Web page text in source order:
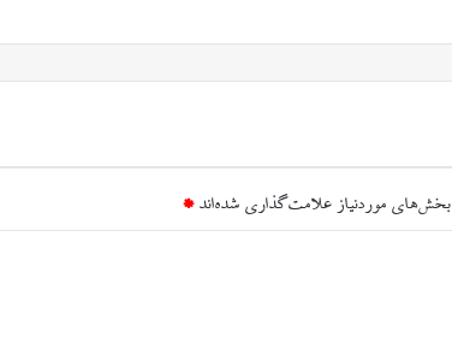
بخش‌های موردنیاز علامت‌گذاری شده‌اند *